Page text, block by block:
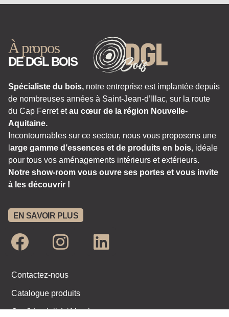
À propos
DE DGL BOIS
Spécialiste du bois, notre entreprise est implantée depuis
de nombreuses années à Saint-Jean-d’Illac, sur la route
du Cap Ferret etau cœur de la région Nouvelle-
Aquitaine.
Incontournables sur ce secteur, nous vous proposons une
arge gamme d’essences et de produits en bois, idéale
pour tous vos aménagements intérieurs et extérieurs.
Notre show-room vous ouvre ses portes et vous invite
à les découvrir !
EN SAVOIR PLUS
Contactez-nous
Catalogue produits
Confidentialité / Mentions